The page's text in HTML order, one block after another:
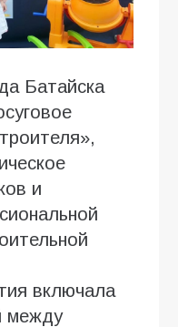
Батайска
и
включала
между